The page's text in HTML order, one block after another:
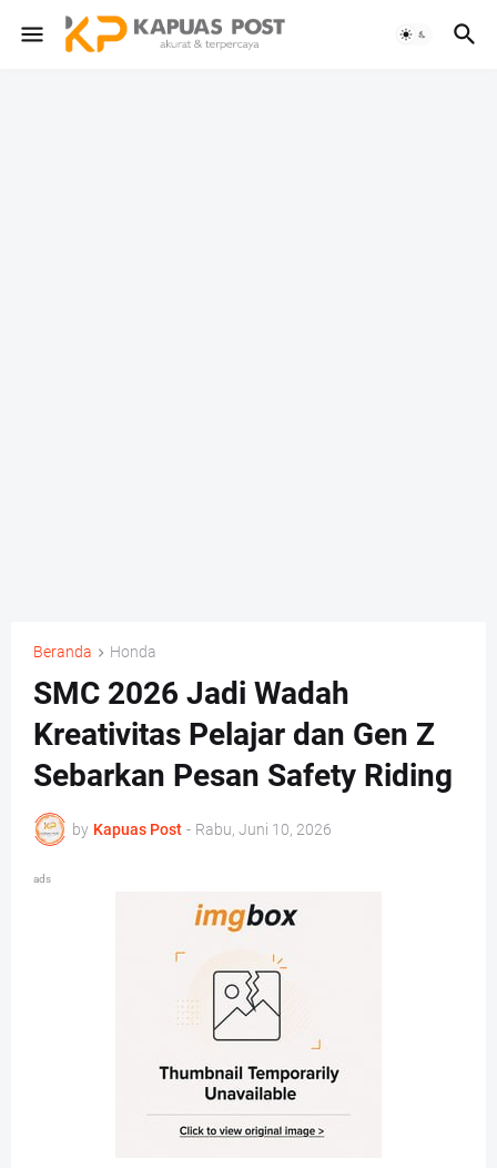
Beranda Honda
SMC 2026 Jadi Wadah
Kreativitas Pelajar dan Gen Z
Sebarkan Pesan Safety Riding
by Kapuas Post - Rabu, Juni 10, 2026
ads